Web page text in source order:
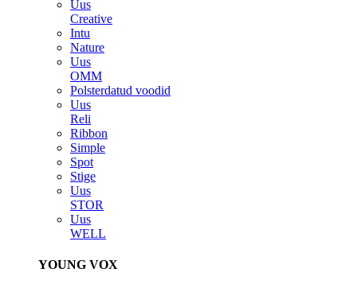
Uus
Creative
Intu
Nature
Uus
OMM
Polsterdatud voodid
Uus
Reli
Ribbon
Simple
Spot
Stige
Uus
STOR
Uus
WELL
YOUNG VOX